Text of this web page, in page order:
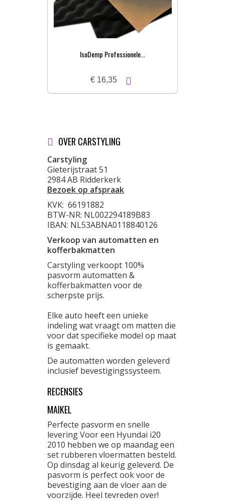
IsoDemp Professionele...
€ 16,35
OVER CARSTYLING
Carstyling
Gieterijstraat 51
2984 AB Ridderkerk
Bezoek op afspraak
KVK: 66191882
BTW-NR: NL002294189B83
IBAN: NL53ABNA0118840126
Verkoop van automatten en
kofferbakmatten
Carstyling verkoopt 100%
pasvorm automatten &
kofferbakmatten voor de
scherpste prijs.
Elke auto heeft een unieke
indeling wat vraagt om matten die
voor dat specifieke model op maat
is gemaakt.
De automatten worden geleverd
inclusief bevestigingssysteem.
RECENSIES
MAIKEL
Perfecte pasvorm en snelle
levering Voor een Hyundai i20
2010 hebben we op maandag een
set rubberen vloermatten besteld.
Op dinsdag al keurig geleverd. De
pasvorm is perfect ook voor de
bevestiging aan de vloer aan de
voorzijde. Heel tevreden over!